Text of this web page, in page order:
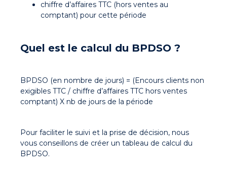
chiffre d’affaires TTC (hors ventes au
comptant) pour cette période
Quel est le calcul du BPDSO ?
BPDSO (en nombre de jours) = (Encours clients non
exigibles TTC / chiffre d’affaires TTC hors ventes
comptant) X nb de jours de la période
Pour faciliter le suivi et la prise de décision, nous
vous conseillons de créer un tableau de calcul du
BPDSO.